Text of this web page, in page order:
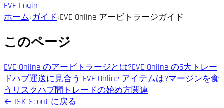
EVE Login
ホーム›ガイド›EVE Online アービトラージガイド
このページ
EVE Online のアービトラージとは?EVE Online の5大トレー
ドハブ運送に見合う EVE Online アイテムは?マージンを食
うリスクハブ間トレードの始め方関連
← ISK Scout に戻る